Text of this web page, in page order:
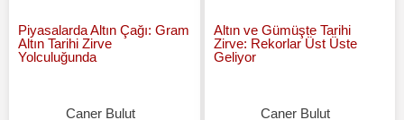
Piyasalarda Altın Çağı: Gram
Altın Tarihi Zirve
Yolculuğunda
Caner Bulut
Altın ve Gümüşte Tarihi
Zirve: Rekorlar Üst Üste
Geliyor
Caner Bulut